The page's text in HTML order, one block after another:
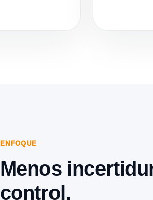
ENFOQUE
Menos
control.